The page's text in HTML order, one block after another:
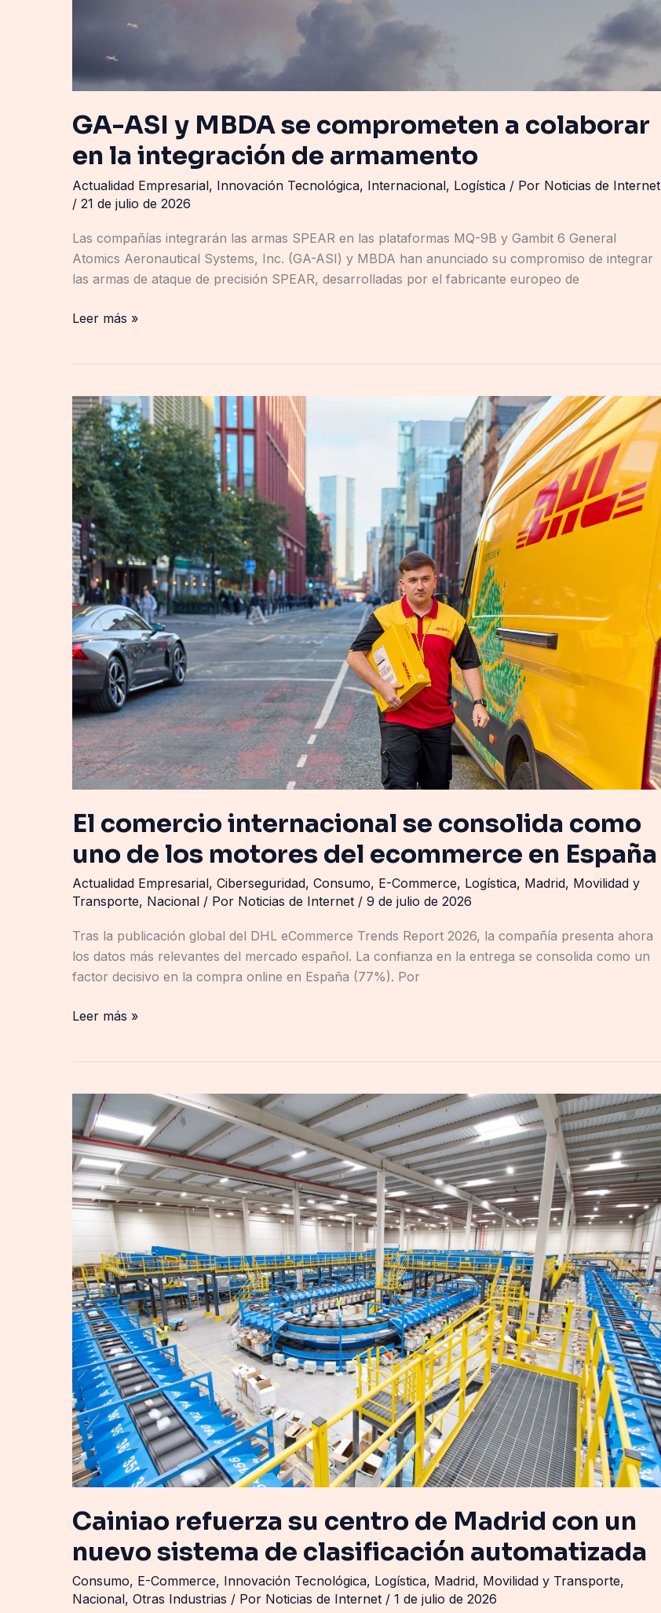
GA-ASI y MBDA se comprometen a colaborar
en la integración de armamento
Actualidad Empresarial, Innovación Tecnológica, Internacional, Logística / Por Noticias de Internet
/ 21 de julio de 2026
Las compañías integrarán las armas SPEAR en las plataformas MQ-9B y Gambit 6 General
Atomics Aeronautical Systems, Inc. (GA-ASI) y MBDA han anunciado su compromiso de integrar
las armas de ataque de precisión SPEAR, desarrolladas por el fabricante europeo de
Leer más »
El comercio internacional se consolida como
uno de los motores del ecommerce en España
Actualidad Empresarial, Ciberseguridad, Consumo, E-Commerce, Logística, Madrid, Movilidad y
Transporte, Nacional / Por Noticias de Internet / 9 de julio de 2026
Tras la publicación global del DHL eCommerce Trends Report 2026, la compañía presenta ahora
los datos más relevantes del mercado español. La confianza en la entrega se consolida como un
factor decisivo en la compra online en España (77%). Por
El
comercio
internacional
se
consolida
como
uno
de
los
motores
del
ecommerce
en
España
Leer más »
Cainiao refuerza su centro de Madrid con un
nuevo sistema de clasificación automatizada
Consumo, E-Commerce, Innovación Tecnológica, Logística, Madrid, Movilidad y Transporte,
Nacional, Otras Industrias / Por Noticias de Internet / 1 de julio de 2026
Cainiao
refuerza
su
centro
de
Madrid
nuevo
sistema
de
clasificación
automatizada